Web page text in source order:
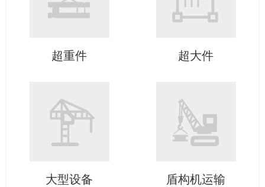
超重件 超大件
大型设备 盾构机运输